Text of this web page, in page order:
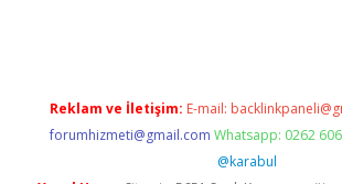
Reklam ve İletişim: E-mail:
forumhizmeti@gmail.com Whatsapp: 0262
@karabul